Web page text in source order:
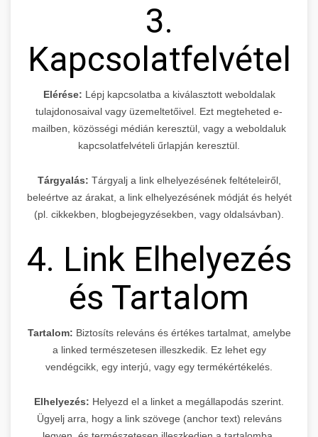
3.
Kapcsolatfelvétel
Elérése: Lépj kapcsolatba a kiválasztott weboldalak
tulajdonosaival vagy üzemeltetőivel. Ezt megteheted e-
mailben, közösségi médián keresztül, vagy a weboldaluk
kapcsolatfelvételi űrlapján keresztül.
Tárgyalás: Tárgyalj a link elhelyezésének feltételeiről,
beleértve az árakat, a link elhelyezésének módját és helyét
(pl. cikkekben, blogbejegyzésekben, vagy oldalsávban).
4. Link Elhelyezés
és Tartalom
Tartalom: Biztosíts releváns és értékes tartalmat, amelybe
a linked természetesen illeszkedik. Ez lehet egy
vendégcikk, egy interjú, vagy egy termékértékelés.
Elhelyezés: Helyezd el a linket a megállapodás szerint.
Ügyelj arra, hogy a link szövege (anchor text) releváns